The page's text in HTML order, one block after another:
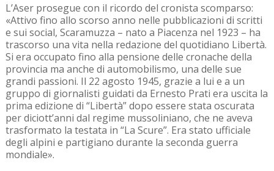
L’Aser prosegue con il ricordo del cronista scomparso:
«Attivo fino allo scorso anno nelle pubblicazioni di scritti
e sui social, Scaramuzza – nato a Piacenza nel 1923 – ha
trascorso una vita nella redazione del quotidiano Libertà.
Si era occupato fino alla pensione delle cronache della
provincia ma anche di automobilismo, una delle sue
grandi passioni. Il 22 agosto 1945, grazie a lui e a un
gruppo di giornalisti guidati da Ernesto Prati era uscita la
prima edizione di “Libertà” dopo essere stata oscurata
per diciott’anni dal regime mussoliniano, che ne aveva
trasformato la testata in “La Scure”. Era stato ufficiale
degli alpini e partigiano durante la seconda guerra
mondiale».